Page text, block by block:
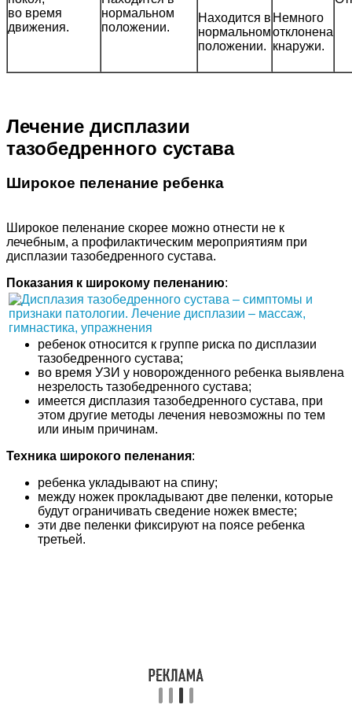
во время
движения.
нормальном
положении.
Находится в
нормальном
положении.
Немного
отклонена
кнаружи.
Лечение дисплазии
тазобедренного сустава
Широкое пеленание ребенка
Широкое пеленание скорее можно отнести не к
лечебным, а профилактическим мероприятиям при
дисплазии тазобедренного сустава.
Показания к широкому пеленанию:
ребенок относится к группе риска по дисплазии
тазобедренного сустава;
во время УЗИ у новорожденного ребенка выявлена
незрелость тазобедренного сустава;
имеется дисплазия тазобедренного сустава, при
этом другие методы лечения невозможны по тем
или иным причинам.
Техника широкого пеленания:
ребенка укладывают на спину;
между ножек прокладывают две пеленки, которые
будут ограничивать сведение ножек вместе;
эти две пеленки фиксируют на поясе ребенка
третьей.